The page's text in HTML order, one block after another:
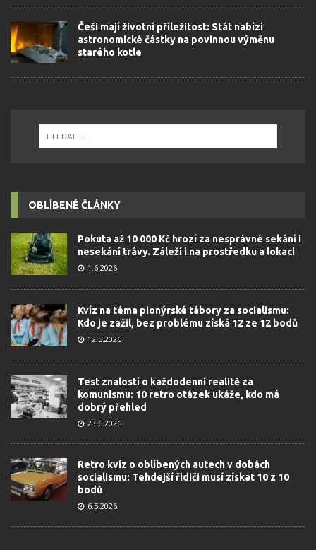
Češi mají životní příležitost: Stát nabízí
astronomické částky na povinnou výměnu
starého kotle
OBLÍBENÉ ČLÁNKY
Pokuta až 10 000 Kč hrozí za nesprávné sekání i
nesekání trávy. Záleží i na prostředku a lokaci
1.6.2026
Kvíz na téma pionýrské tábory za socialismu:
Kdo je zažil, bez problému získá 12 ze 12 bodů
12.5.2026
Test znalostí o každodenní realitě za
komunismu: 10 retro otázek ukáže, kdo má
dobrý přehled
23.6.2026
Retro kvíz o oblíbených autech v dobách
socialismu: Tehdejší řidiči musí získat 10 z 10
bodů
6.5.2026